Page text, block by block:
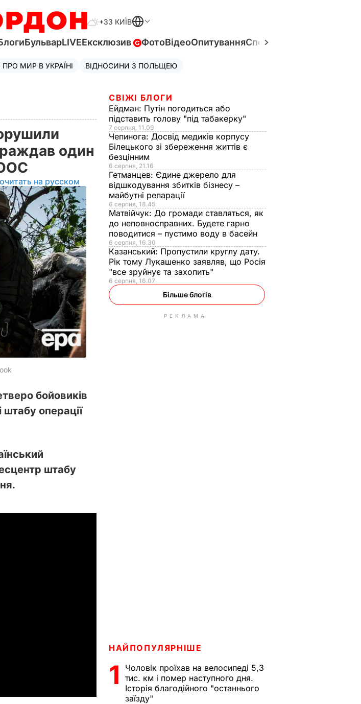
+33 КИЇВ
БульварLIVEЕксклюзив ФотоВідеоОпитуванняСпецпроєкти
МИР В УКРАЇНІ ВІДНОСИНИ З ПОЛЬЩЕЮ
один
на русском
бойовиків
операції
штабу
СВІЖІ БЛОГИ
Ейдман: Путін погодиться або
підставить голову "під табакерку"
7 серпня, 11.09
Чепинога: Досвід медиків корпусу
Білецького зі збереження життів є
безцінним
6 серпня, 21.16
Гетманцев: Єдине джерело для
відшкодування збитків бізнесу –
майбутні репарації
6 серпня, 18.45
Матвійчук: До громади ставляться, як
до неповносправних. Будете гарно
поводитися – пустимо воду в басейн
6 серпня, 16.30
Казанський: Пропустили круглу дату.
Рік тому Лукашенко заявляв, що Росія
"все зруйнує та захопить"
6 серпня, 16.07
Більше блогів
РЕКЛАМА
НАЙПОПУЛЯРНІШЕ
1
Чоловік проїхав на велосипеді 5,3
тис. км і помер наступного дня.
Історія благодійного "останнього
заїзду"